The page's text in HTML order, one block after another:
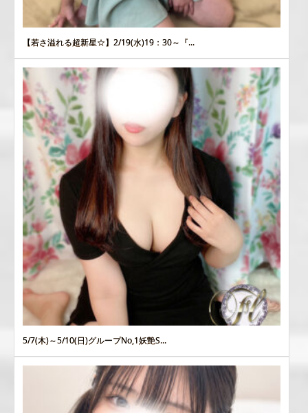
【若さ溢れる超新星☆】2/19(水)19：30～『...
5/7(木)～5/10(日)グループNo,1妖艶S...